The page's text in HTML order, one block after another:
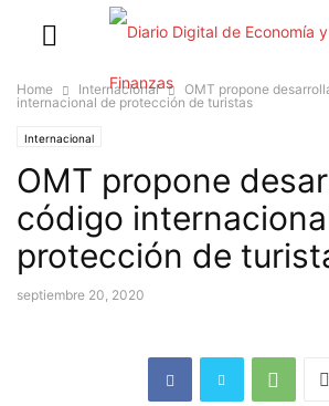
Home Internacional
OMT propone
internacional de protección de turistas
Internacional
OMT propone
código
protección de
septiembre 20, 2020